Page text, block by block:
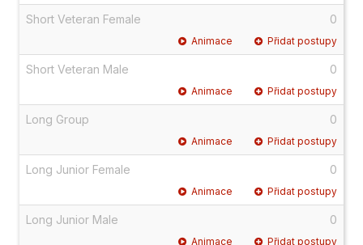
Short Veteran Female 0
Animace Přidat postupy
Short Veteran Male 0
Animace Přidat postupy
Long Group 0
Animace Přidat postupy
Long Junior Female 0
Animace Přidat postupy
Long Junior Male 0
Animace Přidat postupy